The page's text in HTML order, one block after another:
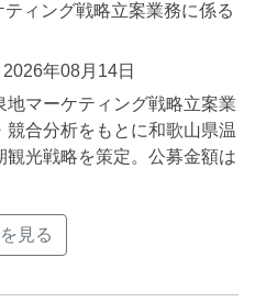
ィング戦略立案業務に係る
年08月14日
マーケティング戦略立案業
合分析をもとに和歌山県温
光戦略を策定。公募金額は
見る